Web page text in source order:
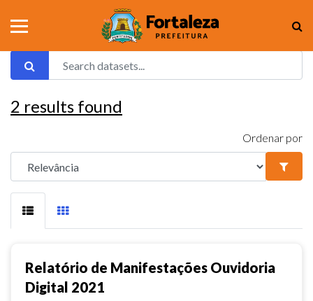
2 results found
Ordenar por
Relatório de Manifestações Ouvidoria
Digital 2021